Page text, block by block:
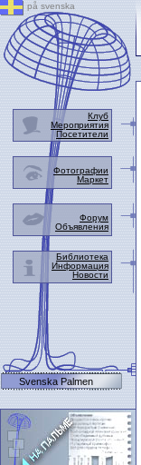
på svenska
Клуб
Мероприятия
Посетители
Фотографии
Маркет
Форум
Объявления
Библиотека
Информация
Новости
Svenska Palmen